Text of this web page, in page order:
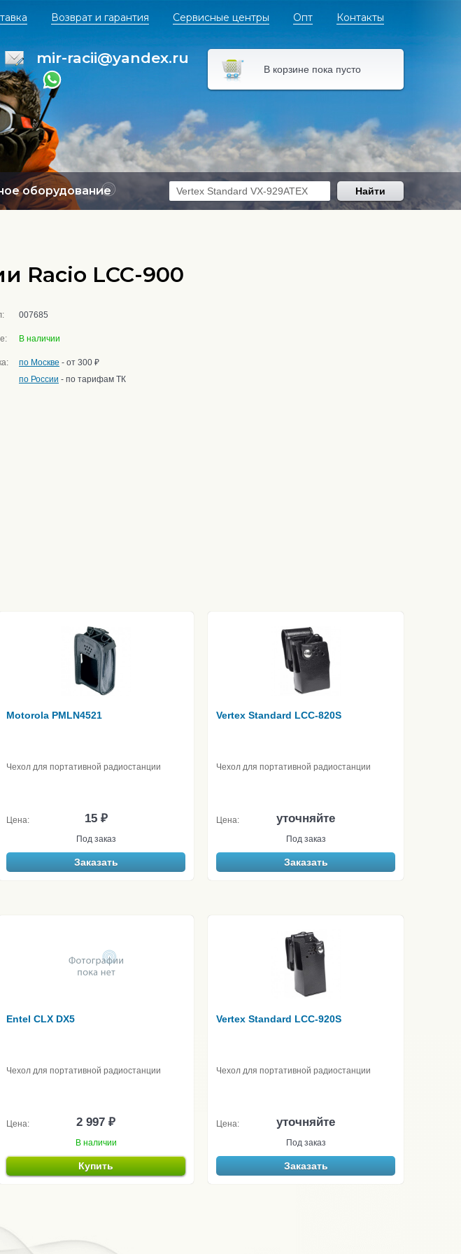
Возврат и гарантия Сервисные центры Опт Контакты
mir-racii@yandex.ru
В корзине пока пусто
оборудование Найти
Racio LCC-900
007685
В наличии
по Москве - от 300 ₽
по России - по тарифам ТК
Motorola PMLN4521
Чехол для портативной радиостанции
Цена: 15 ₽
Под заказ
Заказать
Vertex Standard LCC-820S
Чехол для портативной радиостанции
Цена: уточняйте
Под заказ
Заказать
Entel CLX DX5
Чехол для портативной радиостанции
Цена: 2 997 ₽
В наличии
Купить
Vertex Standard LCC-920S
Чехол для портативной радиостанции
Цена: уточняйте
Под заказ
Заказать